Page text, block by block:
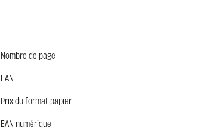
Nombre de page
EAN
Prix du format papier
EAN numérique